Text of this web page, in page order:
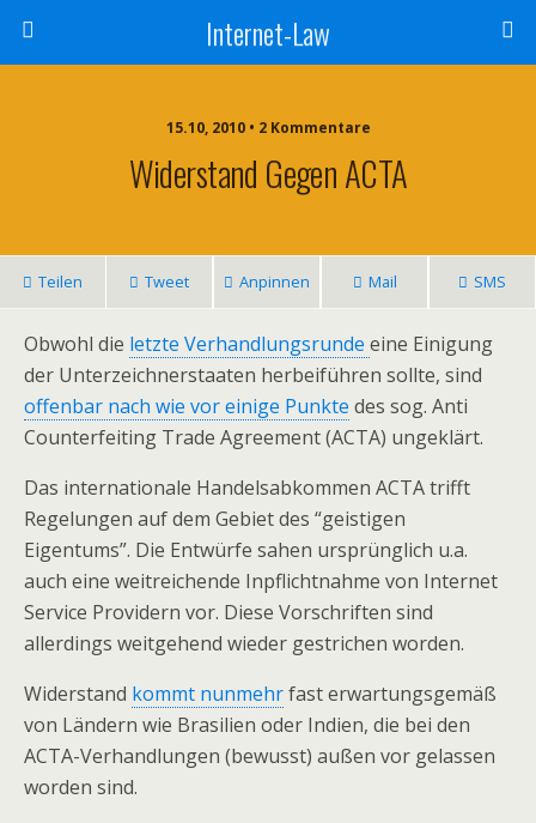
Internet-Law
15.10, 2010 • 2 Kommentare
Widerstand Gegen ACTA
Teilen Tweet Anpinnen Mail SMS
Obwohl die letzte Verhandlungsrunde eine Einigung
der Unterzeichnerstaaten herbeiführen sollte, sind
offenbar nach wie vor einige Punkte des sog. Anti
Counterfeiting Trade Agreement (ACTA) ungeklärt.
Das internationale Handelsabkommen ACTA trifft
Regelungen auf dem Gebiet des “geistigen
Eigentums”. Die Entwürfe sahen ursprünglich u.a.
auch eine weitreichende Inpflichtnahme von Internet
Service Providern vor. Diese Vorschriften sind
allerdings weitgehend wieder gestrichen worden.
Widerstand kommt nunmehrfast erwartungsgemäß
von Ländern wie Brasilien oder Indien, die bei den
ACTA-Verhandlungen (bewusst) außen vor gelassen
worden sind.